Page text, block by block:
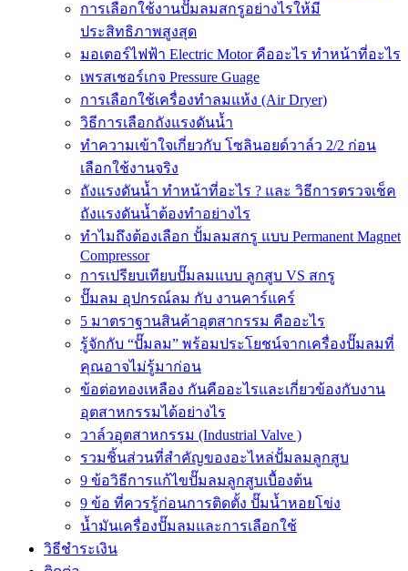
การเลือกใช้งานปั๊มลมสกรูอย่างไรให้มี
ประสิทธิภาพสูงสุด
มอเตอร์ไฟฟ้า Electric Motor คืออะไร ทำหน้าที่อะไร
เพรสเชอร์เกจ Pressure Guage
การเลือกใช้เครื่องทำลมแห้ง (Air Dryer)
วิธีการเลือกถังแรงดันน้ำ
ทำความเข้าใจเกี่ยวกับ โซลินอยด์วาล์ว 2/2 ก่อน
เลือกใช้งานจริง
ถังแรงดันน้ำ ทำหน้าที่อะไร ? และ วิธีการตรวจเช็ค
ถังแรงดันน้ำต้องทำอย่างไร
ทำไมถึงต้องเลือก ปั้มลมสกรู แบบ Permanent Magnet
Compressor
การเปรียบเทียบปั๊มลมแบบ ลูกสูบ VS สกรู
ปั๊มลม อุปกรณ์ลม กับ งานคาร์แคร์
5 มาตราฐานสินค้าอุตสากรรม คืออะไร
รู้จักกับ “ปั๊มลม” พร้อมประโยชน์จากเครื่องปั๊มลมที่
คุณอาจไม่รู้มาก่อน
ข้อต่อทองเหลือง กันคืออะไรและเกี่ยวข้องกับงาน
อุตสาหกรรมได้อย่างไร
วาล์วอุตสาหกรรม (Industrial Valve )
รวมชิ้นส่วนที่สำคัญของอะไหล่ปั้มลมลูกสูบ
9 ข้อวิธีการแก้ไขปั๊มลมลูกสูบเบื้องต้น
9 ข้อ ที่ควรรู้ก่อนการติดตั้ง ปั๊มน้ำหอยโข่ง
น้ำมันเครื่องปั๊มลมและการเลือกใช้
วิธีชำระเงิน